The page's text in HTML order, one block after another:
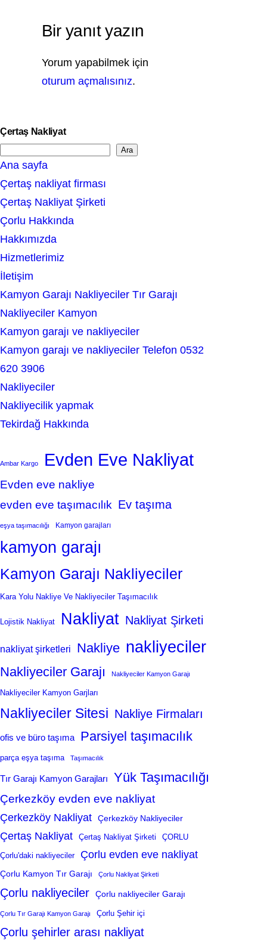
Bir yanıt yazın
Yorum yapabilmek için
oturum açmalısınız.
Çertaş Nakliyat
e
a
r
c
h
Ara
Ana sayfa
Çertaş nakliyat firması
Çertaş Nakliyat Şirketi
Çorlu Hakkında
Hakkımızda
Hizmetlerimiz
İletişim
Kamyon Garajı Nakliyeciler Tır Garajı
Nakliyeciler Kamyon
Kamyon garajı ve nakliyeciler
Kamyon garajı ve nakliyeciler Telefon 0532
620 3906
Nakliyeciler
Nakliyecilik yapmak
Tekirdağ Hakkında
Ambar Kargo Evden Eve Nakliyat
Evden eve nakliye
evden eve taşımacılık Ev taşıma
eşya taşımacılığı Kamyon garajları
kamyon garajı
Kamyon Garajı Nakliyeciler
Kara Yolu Nakliye Ve Nakliyeciler Taşımacılık
Lojistik Nakliyat Nakliyat Nakliyat Şirketi
nakliyat şirketleri Nakliye nakliyeciler
Nakliyeciler Garajı Nakliyeciler Kamyon Garajı
Nakliyeciler Kamyon Garjları
Nakliyeciler Sitesi Nakliye Firmaları
ofis ve büro taşıma Parsiyel taşımacılık
parça eşya taşıma Taşımacılık
Tır Garajı Kamyon Garajları Yük Taşımacılığı
Çerkezköy evden eve nakliyat
Çerkezköy Nakliyat Çerkezköy Nakliyeciler
Çertaş Nakliyat Çertaş Nakliyat Şirketi ÇORLU
Çorlu'daki nakliyeciler Çorlu evden eve nakliyat
Çorlu Kamyon Tır Garajı Çorlu Nakliyat Şirketi
Çorlu nakliyeciler Çorlu nakliyeciler Garajı
Çorlu Tır Garajı Kamyon Garajı Çorlu Şehir içi
Çorlu şehirler arası nakliyat